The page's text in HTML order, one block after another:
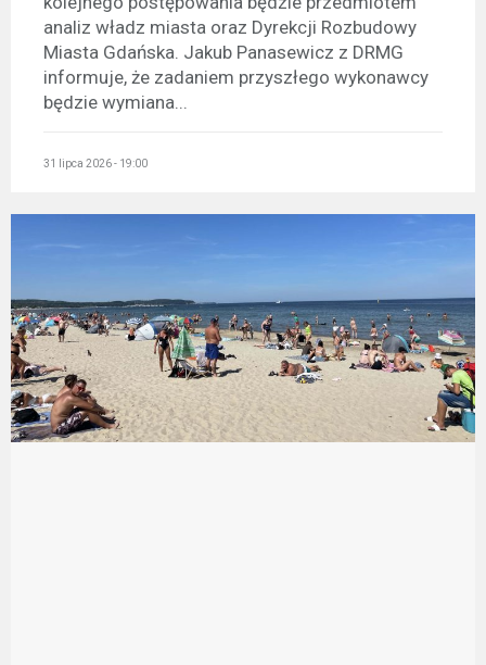
analiz władz miasta oraz Dyrekcji Rozbudowy
Miasta Gdańska. Jakub Panasewicz z DRMG
informuje, że zadaniem przyszłego wykonawcy
będzie wymiana...
31 lipca 2026 - 19:00